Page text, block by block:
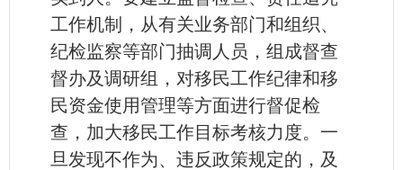
工作机制，从有关业务部门和组织、
纪检监察等部门抽调人员，组成督查
督办及调研组，对移民工作纪律和移
民资金使用管理等方面进行督促检
查，加大移民工作目标考核力度。一
旦发现不作为、违反政策规定的，及